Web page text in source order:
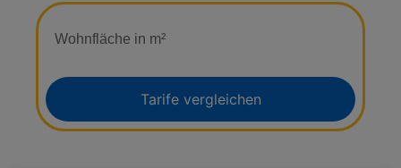
Wohnfläche in m²
Tarife vergleichen